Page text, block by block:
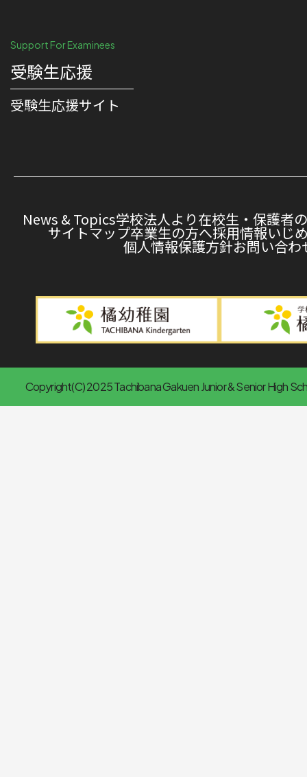
Support For Examinees
受験生応援
受験⽣応援サイト
News & Topics学校法人より在校生・保護者
サイトマップ卒業生の方へ採用情報いじ
個人情報保護方針お問い合わ
Copyright(C) 2025 Tachibana Gakuen Junior & Senior High